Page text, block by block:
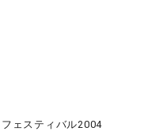
ェスティバル2004